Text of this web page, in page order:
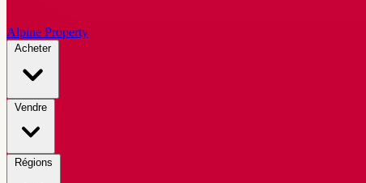
Alpine Property
Acheter
Vendre
Régions